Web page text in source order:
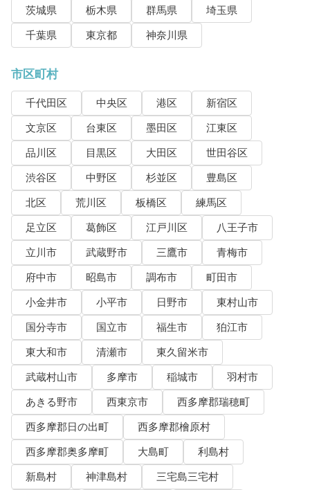
茨城県 栃木県 群馬県
埼玉県
千葉県
東京都 神奈川県
市区町村
千代田区 中央区 港区
新宿区
文京区
台東区 墨田区
江東区
品川区
目黒区 大田区
世田谷区
渋谷区
中野区 杉並区
豊島区
北区
荒川区 板橋区
練馬区
足立区
葛飾区 江戸川区
八王子市
立川市
武蔵野市 三鷹市
青梅市
府中市
昭島市 調布市
町田市
小金井市
小平市 日野市
東村山市
国分寺市
国立市 福生市
狛江市
東大和市
清瀬市
東久留米市
武蔵村山市
多摩市 稲城市
羽村市
あきる野市
西東京市
西多摩郡瑞穂町
西多摩郡日の出町
西多摩郡檜原村
西多摩郡奥多摩町
大島町
利島村
新島村
神津島村
三宅島三宅村